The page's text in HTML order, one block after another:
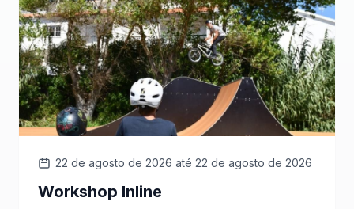
22 de agosto de 2026 até 22 de agosto de 2026
Workshop Inline